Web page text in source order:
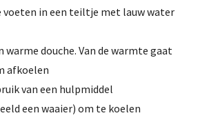
voeten in een teiltje met lauw water
warme douche. Van de warmte gaat
afkoelen
van een hulpmiddel
een waaier) om te koelen